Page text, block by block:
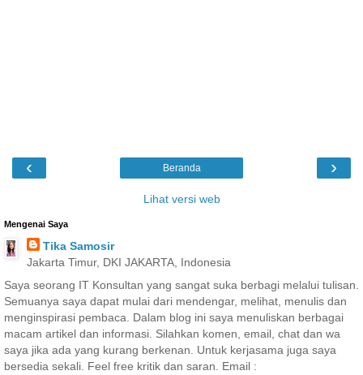
‹ ›
Beranda
Lihat versi web
Mengenai Saya
Tika Samosir
Jakarta Timur, DKI JAKARTA, Indonesia
Saya seorang IT Konsultan yang sangat suka berbagi melalui tulisan.
Semuanya saya dapat mulai dari mendengar, melihat, menulis dan
menginspirasi pembaca. Dalam blog ini saya menuliskan berbagai
macam artikel dan informasi. Silahkan komen, email, chat dan wa
saya jika ada yang kurang berkenan. Untuk kerjasama juga saya
bersedia sekali. Feel free kritik dan saran. Email :